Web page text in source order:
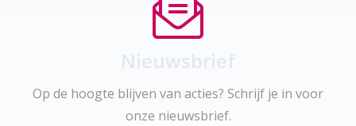
Op de hoogte blijven van acties? Schrijf je in voor
onze nieuwsbrief.